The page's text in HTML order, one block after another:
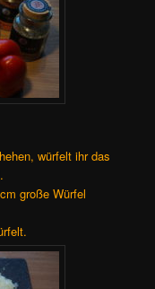
würfelt ihr das
große Würfel